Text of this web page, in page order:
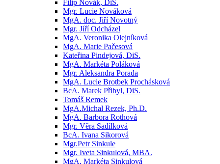
Filip Novák, DiS.
Mgr. Lucie Nováková
MgA. doc. Jiří Novotný
Mgr. Jiří Odcházel
MgA. Veronika Olejníková
MgA. Marie Pačesová
Kateřina Pindejová, DiS.
MgA. Markéta Poláková
Mgr. Aleksandra Porada
MgA. Lucie Brotbek Prochásková
BcA. Marek Přibyl, DiS.
Tomáš Remek
MgA.Michal Rezek, Ph.D.
MgA. Barbora Rothová
Mgr. Věra Sadílková
BcA. Ivana Sikorová
Mgr.Petr Sinkule
Mgr. Iveta Sinkulová, MBA.
MgA. Markéta Sinkulová